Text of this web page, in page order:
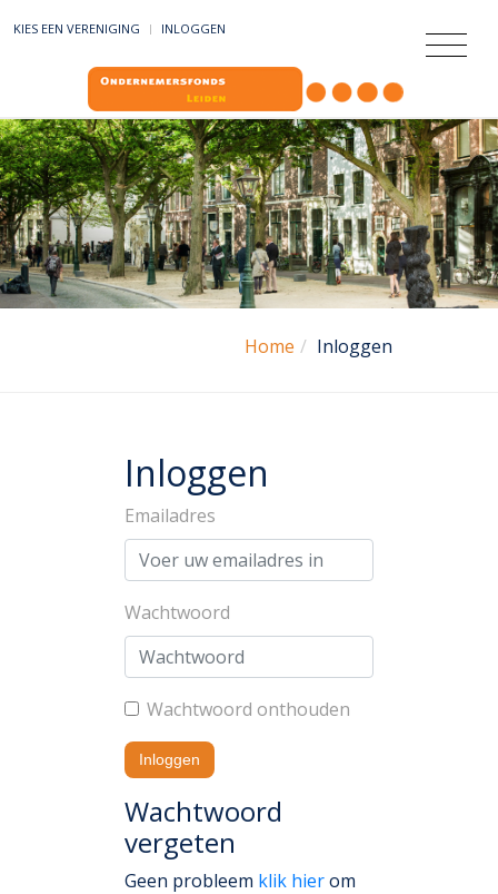
KIES EEN VERENIGING INLOGGEN
Home Inloggen
Inloggen
Emailadres
Wachtwoord
Wachtwoord onthouden
Wachtwoord
vergeten
Geen probleem klik hierom